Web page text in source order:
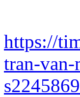
https://
tran-